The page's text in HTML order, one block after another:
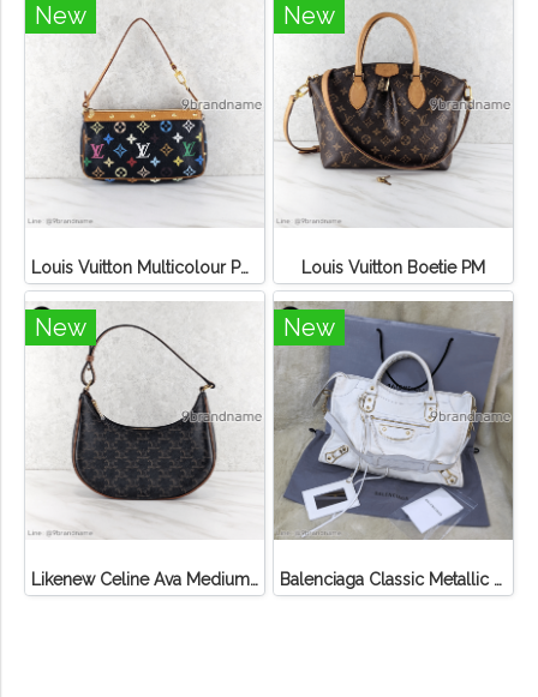
New
Louis Vuitton Multicolour Pochette Canvas
New
Louis Vuitton Boetie PM
New
Likenew Celine Ava Medium Triomphe Canvas
New
Balenciaga Classic Metallic Edge City Bag